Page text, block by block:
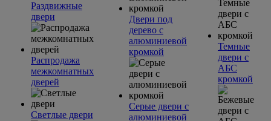
Раздвижные
двери
Распродажа
межкомнатных
дверей
Светлые двери
Двери под
дерево с
алюминиевой
кромкой
Серые двери с
алюминиевой
Темные
двери с
АБС
кромкой